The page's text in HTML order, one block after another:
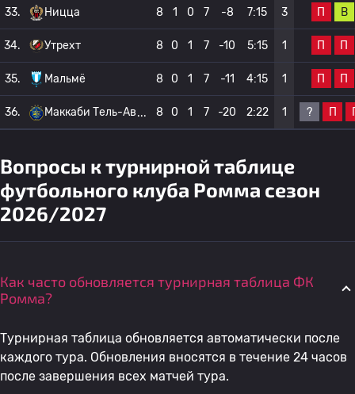
33. Ницца 8 1 0 7 -8 7:15 3 П В
34. Утрехт 8 0 1 7 -10 5:15 1 П П
35. Мальмё 8 0 1 7 -11 4:15 1 П П
36. Маккаби Тель-Ав 8 0 1 7 -20 2:22 1 ? П
Вопросы к турнирной таблице
футбольного клуба Ромма сезон
2026/2027
Как часто обновляется турнирная таблица ФК
Ромма?
Турнирная таблица обновляется автоматически после
каждого тура. Обновления вносятся в течение 24 часов
после завершения всех матчей тура.